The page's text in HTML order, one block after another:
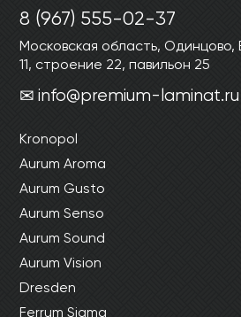
ОТПРАВИТЬ
Ваши данные не будут
Ваши данные не будут
лицам
Ваши данные не будут
лицам
8 (967) 555-02-37
Московская область, Одинцово,
11, строение 22, павильон 25
info@premium-laminat.ru
Kronopol
Aurum Aroma
Aurum Gusto
Aurum Senso
Aurum Sound
Aurum Vision
Dresden
Ferrum Sigma